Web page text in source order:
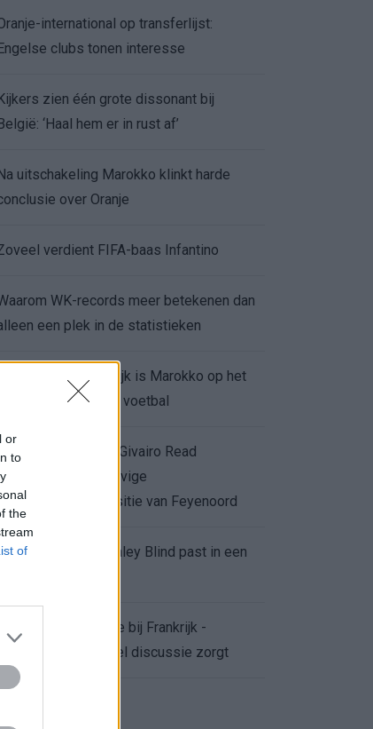
or
to
the
of
international op transferlijst:
clubs tonen interesse
zien één grote dissonant bij
‘Haal hem er in rust af’
uitschakeling Marokko klinkt harde
over Oranje
verdient FIFA-baas Infantino
WK-records meer betekenen dan
een plek in de statistieken
Voor de Schilderswijk is Marokko op het
WK meer dan alleen voetbal
bod op Givairo Read
de stevige
van Feyenoord
terugkeer van Daley Blind past in een
Waarom de arbitrage bij Frankrijk -
Marokko voor zoveel discussie zorgt